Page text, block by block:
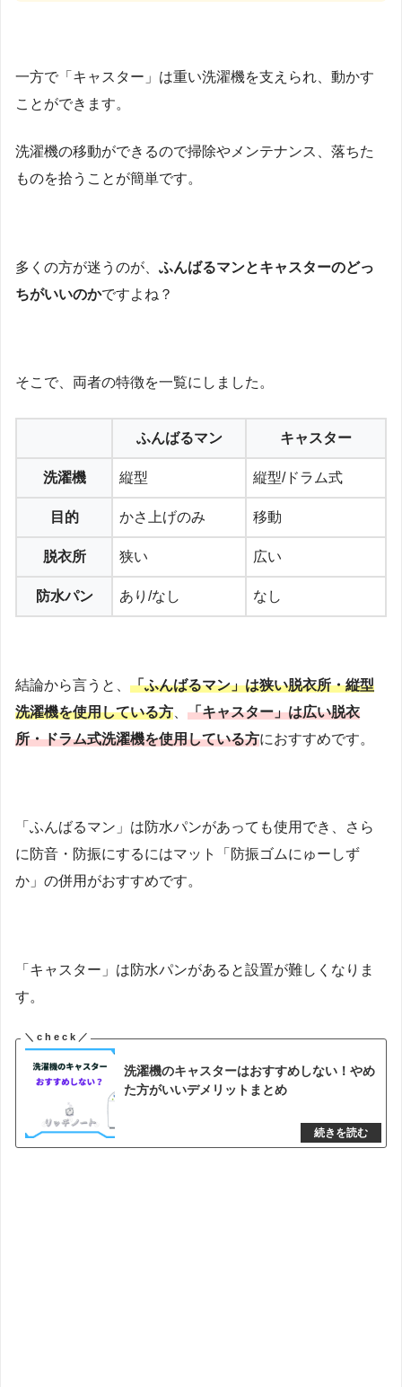
一方で「キャスター」は重い洗濯機を支えられ、動かす
ことができます。
洗濯機の移動ができるので掃除やメンテナンス、落ちた
ものを拾うことが簡単です。
多くの方が迷うのが、 ふんばるマンとキャスターのどっ
ちがいいのかですよね？
そこで、両者の特徴を一覧にしました。
ふんばるマン キャスター
洗濯機 縦型 縦型/ドラム式
目的 かさ上げのみ 移動
脱衣所 狭い 広い
防水パン あり/なし なし
結論から言うと、 「ふんばるマン」は狭い脱衣所・縦型
洗濯機を使用している方
「キャスター」は広い脱衣
所・ドラム式洗濯機を使用している方におすすめです。
「ふんばるマン」は防水パンがあっても使用でき、さら
に防音・防振にするにはマット「防振ゴムにゅーしず
か」の併用がおすすめです。
「キャスター」は防水パンがあると設置が難しくなりま
す。
洗濯機のキャスターはおすすめしない！やめ
た方がいいデメリットまとめ